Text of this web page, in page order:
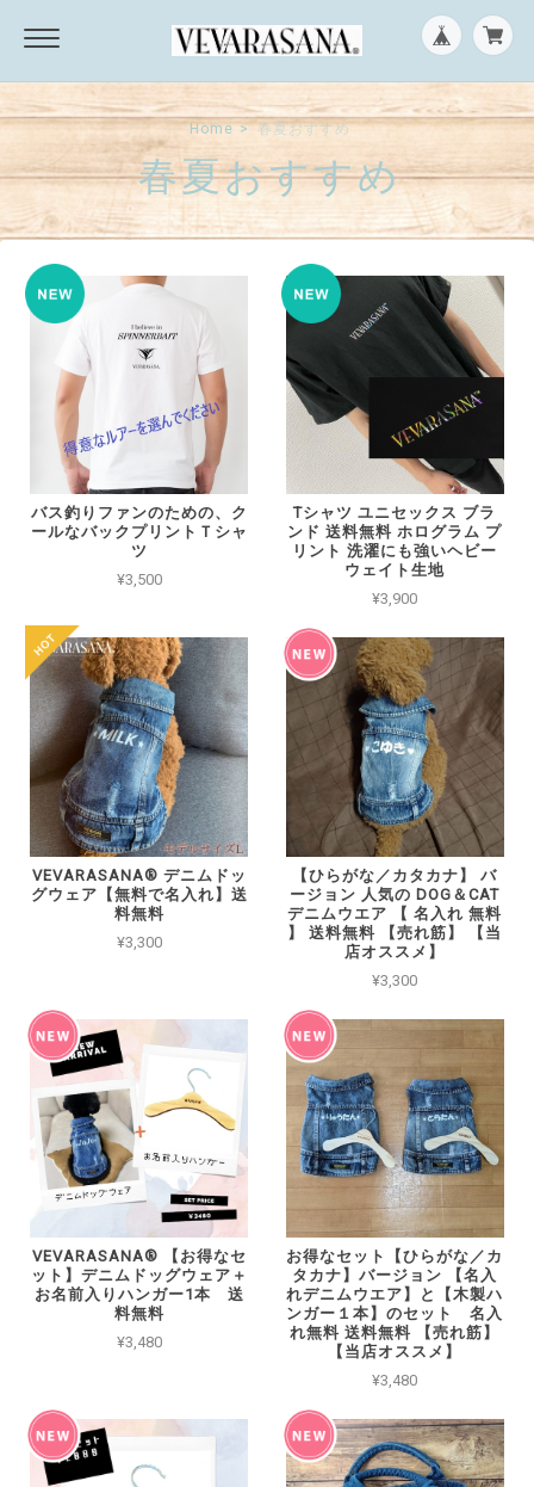
Home 春夏おすすめ
春夏おすすめ
バス釣りファンのための、ク
ールなバックプリントＴシャ
ツ
¥3,500
Tシャツ ユニセックス ブラ
ンド 送料無料 ホログラム プ
リント 洗濯にも強いヘビー
ウェイト生地
¥3,900
VEVARASANA®︎ デニムドッ
グウェア【無料で名入れ】送
料無料
¥3,300
【ひらがな／カタカナ】 バ
ージョン 人気の DOG＆CAT
デニムウエア 【 名入れ 無料
】 送料無料 【売れ筋】 【当
店オススメ】
¥3,300
VEVARASANA®︎ 【お得なセ
ット】デニムドッグウェア＋
お名前入りハンガー1本 送
料無料
¥3,480
お得なセット【ひらがな／カ
タカナ】バージョン 【名入
れデニムウエア】と【木製ハ
ンガー１本】のセット 名入
れ無料 送料無料 【売れ筋】
【当店オススメ】
¥3,480